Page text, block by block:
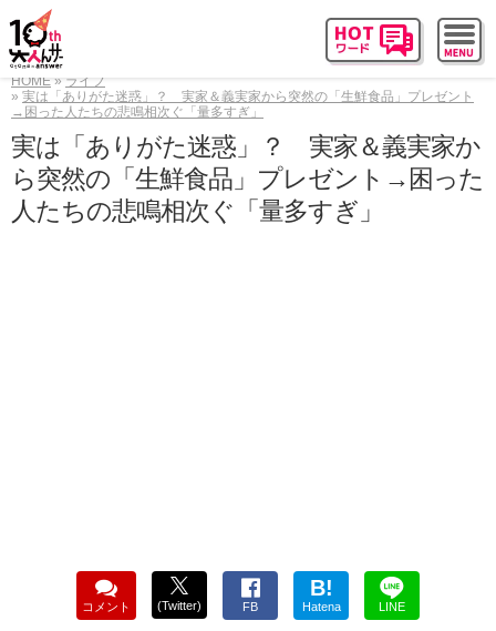
HOME
ライフ
実は「ありがた迷惑」？ 実家＆義実家から突然の「生鮮食品」プレゼント
→困った人たちの悲鳴相次ぐ「量多すぎ」
実は「ありがた迷惑」？ 実家＆義実家か
ら突然の「生鮮食品」プレゼント→困った
人たちの悲鳴相次ぐ「量多すぎ」
コメント (Twitter) FB
B!
Hatena LINE